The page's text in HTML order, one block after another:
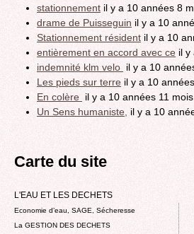
stationnement il y a 10 années 8
drame de Puisseguin il y a 10
Stationnement résident il y a 10
entièrement en accord avec ce il y
indemnité klm velo il y a 10
Les pieds sur terre il y a 10
En colère il y a 10 années 11 mois
Un Sens humaniste, il y a 10
Carte du site
L'EAU ET LES DECHETS
Economie d’eau, SAGE, Sécheresse
La GESTION DES DECHETS